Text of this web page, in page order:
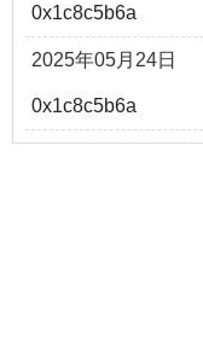
0x1c8c5b6a
2025年05月24日
0x1c8c5b6a